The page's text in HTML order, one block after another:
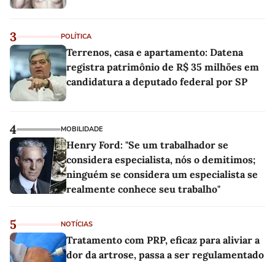
3 POLÍTICA
Terrenos, casa e apartamento: Datena
registra patrimônio de R$ 35 milhões em
candidatura a deputado federal por SP
4 MOBILIDADE
Henry Ford: "Se um trabalhador se
considera especialista, nós o demitimos;
ninguém se considera um especialista se
realmente conhece seu trabalho"
5 NOTÍCIAS
Tratamento com PRP, eficaz para aliviar a
dor da artrose, passa a ser regulamentado